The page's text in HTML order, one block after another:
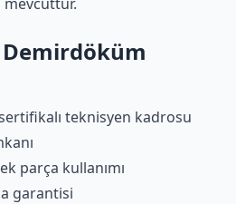
teknisyen kadrosu
parça kullanımı
garantisi